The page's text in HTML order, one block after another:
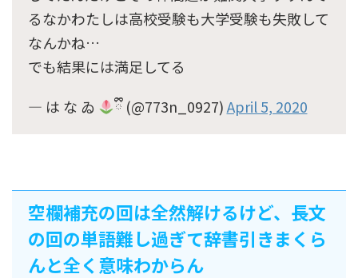
るなかわたしは高校受験も大学受験も失敗して
なんかね…
でも結果には満足してる
— は な ゐ
ྀི (@773n_0927)April 5, 2020
空欄補充の回は全然解けるけど、長文
の回の単語難し過ぎて辞書引きまくら
んと全く意味わからん